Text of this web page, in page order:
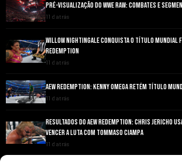
PRÉ-VISUALIZAÇÃO DO WWE RAW: COMBATES E
11 d atrás
WILLOW NIGHTINGALE CONQUISTA O TÍTULO MUNDIAL
REDEMPTION
11 d atrás
AEW REDEMPTION: KENNY OMEGA RETÉM TÍTULO
11 d atrás
RESULTADOS DO AEW REDEMPTION: CHRIS JERICHO
VENCER A LUTA COM TOMMASO CIAMPA
11 d atrás